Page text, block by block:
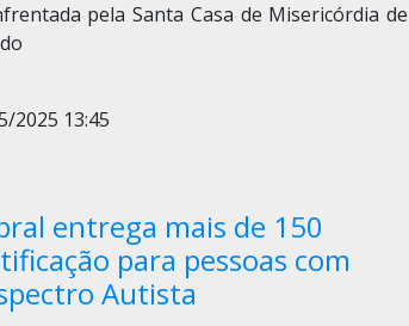
pela Santa Casa de Misericórdia de
2025 13:45
entrega mais de 150
para pessoas com
Autista